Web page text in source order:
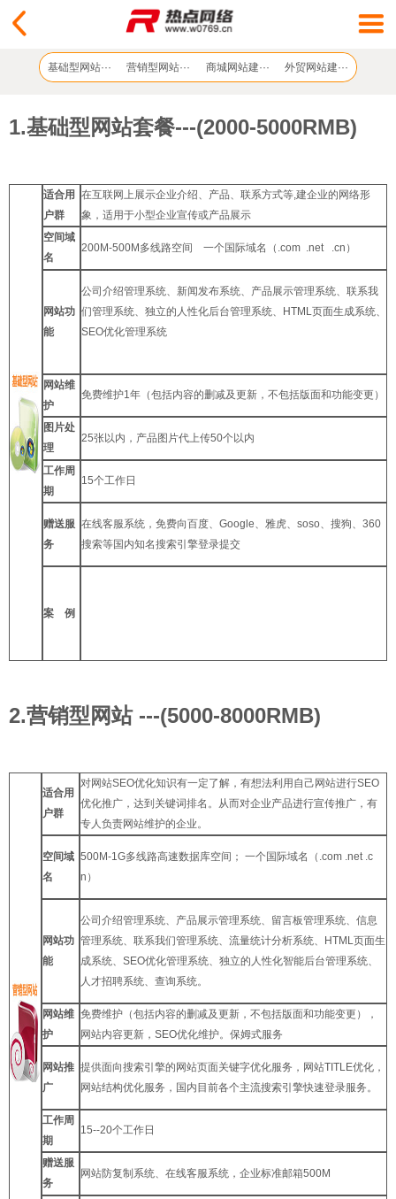
基础型网站··· 营销型网站··· 商城网站建··· 外贸网站建···
1.基础型网站套餐---(2000-5000RMB)
适合用
户群
在互联网上展示企业介绍、产品、联系方式等,建企业的网络形
象，适用于小型企业宣传或产品展示
空间域
名
200M-500M多线路空间 一个国际域名（.com .net .cn）
网站功
能
公司介绍管理系统、新闻发布系统、产品展示管理系统、联系我
们管理系统、独立的人性化后台管理系统、HTML页面生成系统、
SEO优化管理系统
网站维
护
免费维护1年（包括内容的删减及更新，不包括版面和功能变更）
图片处
理
25张以内，产品图片代上传50个以内
工作周
期
15个工作日
赠送服
务
在线客服系统，免费向百度、Google、雅虎、soso、搜狗、360
搜索等国内知名搜索引擎登录提交
案 例
2.营销型网站 ---(5000-8000RMB)
适合用
户群
对网站SEO优化知识有一定了解，有想法利用自己网站进行SEO
优化推广，达到关键词排名。从而对企业产品进行宣传推广，有
专人负责网站维护的企业。
空间域
名
500M-1G多线路高速数据库空间； 一个国际域名（.com .net .c
n）
网站功
能
公司介绍管理系统、产品展示管理系统、留言板管理系统、信息
管理系统、联系我们管理系统、流量统计分析系统、HTML页面生
成系统、SEO优化管理系统、独立的人性化智能后台管理系统、
人才招聘系统、查询系统。
网站维
护
免费维护（包括内容的删减及更新，不包括版面和功能变更），
网站内容更新，SEO优化维护。保姆式服务
网站推
广
提供面向搜索引擎的网站页面关键字优化服务，网站TITLE优化，
网站结构优化服务，国内目前各个主流搜索引擎快速登录服务。
工作周
期
15--20个工作日
赠送服
务
网站防复制系统、在线客服系统，企业标准邮箱500M